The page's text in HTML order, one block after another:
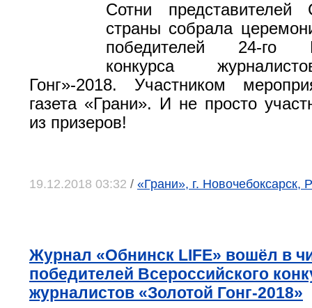
Сотни
страны собрала
победителей 24-го
конкурса
Гонг»-2018. Участником
газета «Грани». И не просто
из призеров!
19.12.2018 03:32 / «Грани», г. Новочебоксарск,
Журнал «Обнинск LIFE» вошёл в
победителей Всероссийского
журналистов «Золотой Гонг-2018»